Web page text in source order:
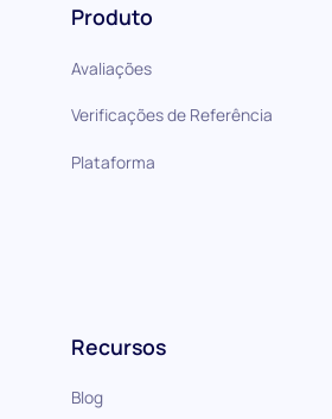
Produto
Avaliações
Verificações de Referência
Plataforma
Recursos
Blog